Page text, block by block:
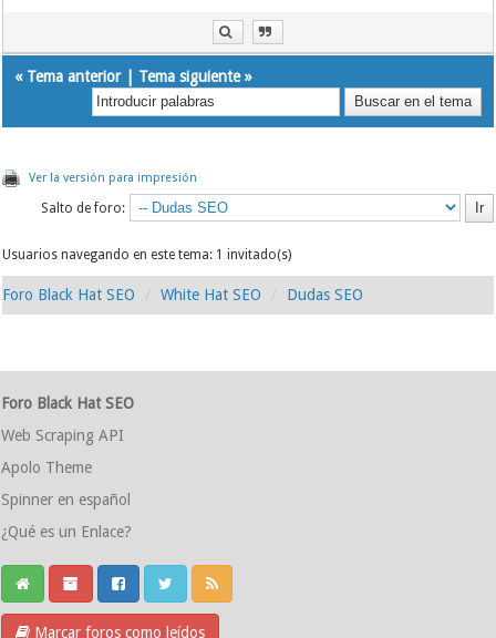
« Tema anterior| Tema siguiente»
Ver la versión para impresión
Salto de foro:
Usuarios navegando en este tema: 1 invitado(s)
Foro Black Hat SEO White Hat SEO Dudas SEO
Foro Black Hat SEO
Web Scraping API
Apolo Theme
Spinner en español
¿Qué es un Enlace?
Marcar foros como leídos